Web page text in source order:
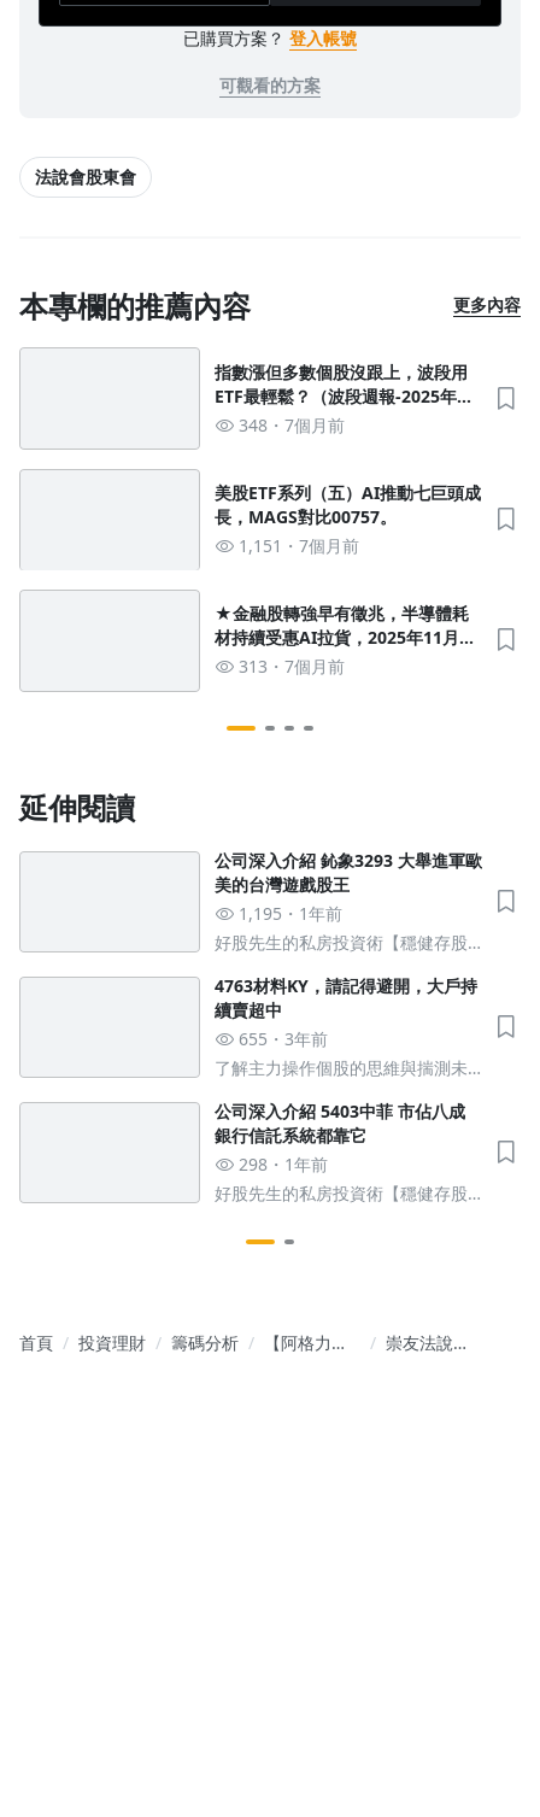
已購買方案？ 登入帳號
可觀看的方案
法說會股東會
本專欄的推薦內容 更多內容
指數漲但多數個股沒跟上，波段用
ETF最輕鬆？（波段週報-2025年十
二月第四週）
348 7個月前
美股ETF系列（五）AI推動七巨頭成
長，MAGS對比00757。
1,151
7個月前
★金融股轉強早有徵兆，半導體耗
材持續受惠AI拉貨，2025年11月營
收績優股★
313 7個月前
延伸閱讀
公司深入介紹 鈊象3293 大舉進軍歐
美的台灣遊戲股王
1,195
1年前
好股先生的私房投資術【穩健存股 X
4763材料KY，請記得避開，大戶持
續賣超中
655
3年前
了解主力操作個股的思維與揣測未
公司深入介紹 5403中菲 市佔八成
銀行信託系統都靠它
298
1年前
好股先生的私房投資術【穩健存股 X
首頁 投資理財 籌碼分析
【阿格力價
崇友法說